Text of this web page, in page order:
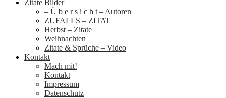
Zitate Bilder
– Ü b e r s i c h t – Autoren
ZUFALLS – ZITAT
Herbst – Zitate
Weihnachten
Zitate & Sprüche – Video
Kontakt
Mach mit!
Kontakt
Impressum
Datenschutz